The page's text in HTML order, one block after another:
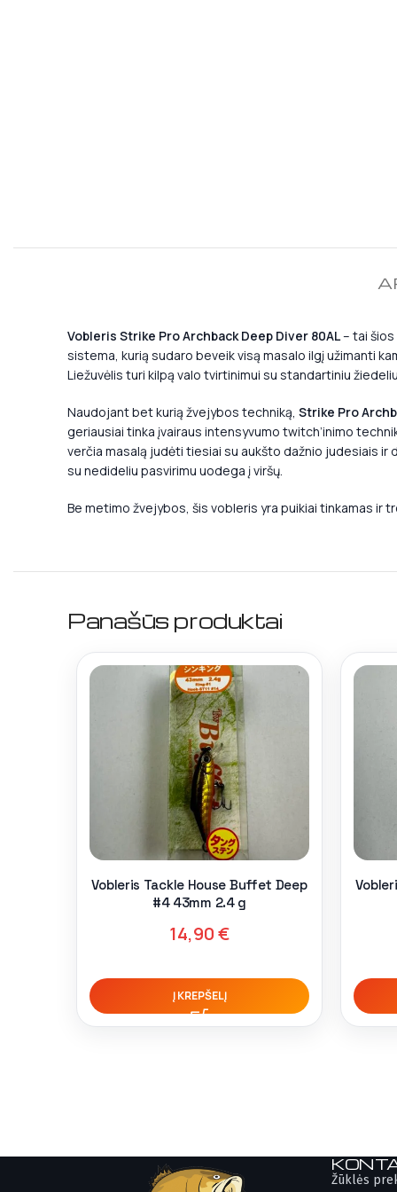
Vobleris Strike Pro Archback Deep Diver 80AL– tai šios
sistema, kurią sudaro beveik visą masalo ilgį užimanti
Liežuvėlis turi kilpą valo tvirtinimui su standartiniu
Naudojant bet kurią žvejybos techniką, Strike Pro
geriausiai tinka įvairaus intensyvumo twitch’inimo
verčia masalą judėti tiesiai su aukšto dažnio judesiais ir
su nedideliu pasvirimu uodega į viršų.
Be metimo žvejybos, šis vobleris yra puikiai tinkamas ir
Panašūs produktai
Vobleris Tackle House Buffet Deep
#4 43mm 2.4 g
14,90€
Į KREPŠELĮ
Žūklės